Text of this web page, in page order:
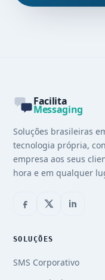
Facilita
Messaging
Soluções brasileiras
tecnologia própria,
empresa aos seus
hora e em qualquer
SOLUÇÕES
SMS Corporativo